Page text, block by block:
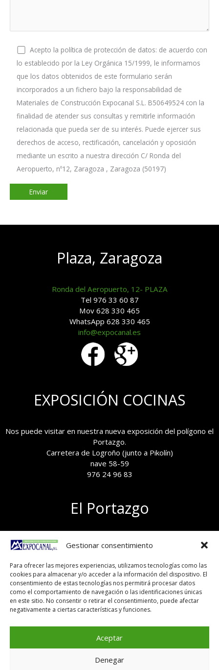
Gestionar consentimiento
Para ofrecer las mejores experiencias, utilizamos tecnologías como las
cookies para almacenar y/o acceder a la información del dispositivo. El
consentimiento de estas tecnologías nos permitirá procesar datos
como el comportamiento de navegación o las identificaciones únicas
en este sitio. No consentir o retirar el consentimiento, puede afectar
negativamente a ciertas características y funciones.
Aceptar
Denegar
Acepto la política de protección de datos: de acuerdo con
lo establecido por la Ley Orgánica 15/1999, le informamos
que los datos obtenidos de este formulario serán
incorporados a un fichero bajo la responsabilidad de
Materiales de Construcción Expocanal S.L. B50649524 con la
finalidad de atender sus consultas y remitirle información
relacionada que pueda ser de su interés. Puede ejercer sus
derechos de acceso, rectificación, cancelación y oposición
mediante un escrito a nuestra dirección C/ Ronda del
Aeropuerto, nº12, Zaragoza , Zaragoza (50197)
Plaza, Zaragoza
Ronda del Aeropuerto, 12- PLAZA
Tel 976 33 60 87
Mov 628 330 465
WhatsApp 628 330 465
info@expocanal.es
EXPOSICIÓN COCINAS
Nos puede visitar en nuestra nueva exposición del polígono el
Portazgo.
Carretera de Logroño (junto a Pikolín)
nave 58-59
976 24 96 83
El Portazgo
Polígono el Portazgo, nave 59
50011 Zaragoza
Tel 976 24 96 83
exposicion@expocanal.es
Aviso Legal
Política de cookies